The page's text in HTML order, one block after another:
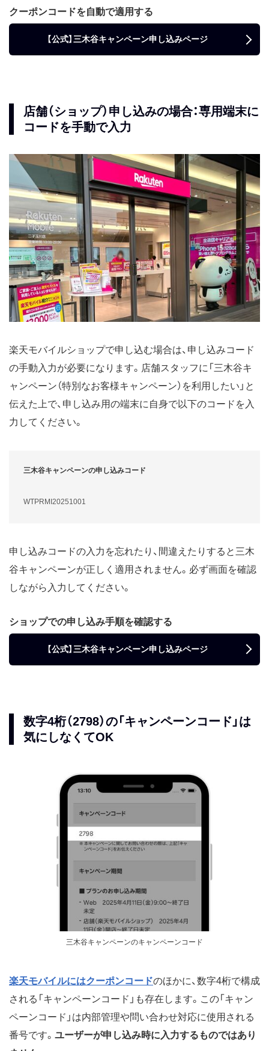
クーポンコードを自動で適用する
【公式】三木谷キャンペーン申し込みページ
店舗（ショップ）申し込みの場合：専用端末に
コードを手動で入力
楽天モバイルショップで申し込む場合は、申し込みコード
の手動入力が必要になります。店舗スタッフに「三木谷キ
ャンペーン（特別なお客様キャンペーン）を利用したい」と
伝えた上で、申し込み用の端末に自身で以下のコードを入
力してください。
三木谷キャンペーンの申し込みコード
WTPRMI20251001
申し込みコードの入力を忘れたり、間違えたりすると三木
谷キャンペーンが正しく適用されません。必ず画面を確認
しながら入力してください。
ショップでの申し込み手順を確認する
【公式】三木谷キャンペーン申し込みページ
数字4桁（2798）の「キャンペーンコード」は
気にしなくてOK
三木谷キャンペーンのキャンペーンコード
楽天モバイルにはクーポンコードのほかに、数字4桁で構成
される「キャンペーンコード」も存在します。この「キャン
ペーンコード」は内部管理や問い合わせ対応に使用される
番号です。 ユーザーが申し込み時に入力するものではあり